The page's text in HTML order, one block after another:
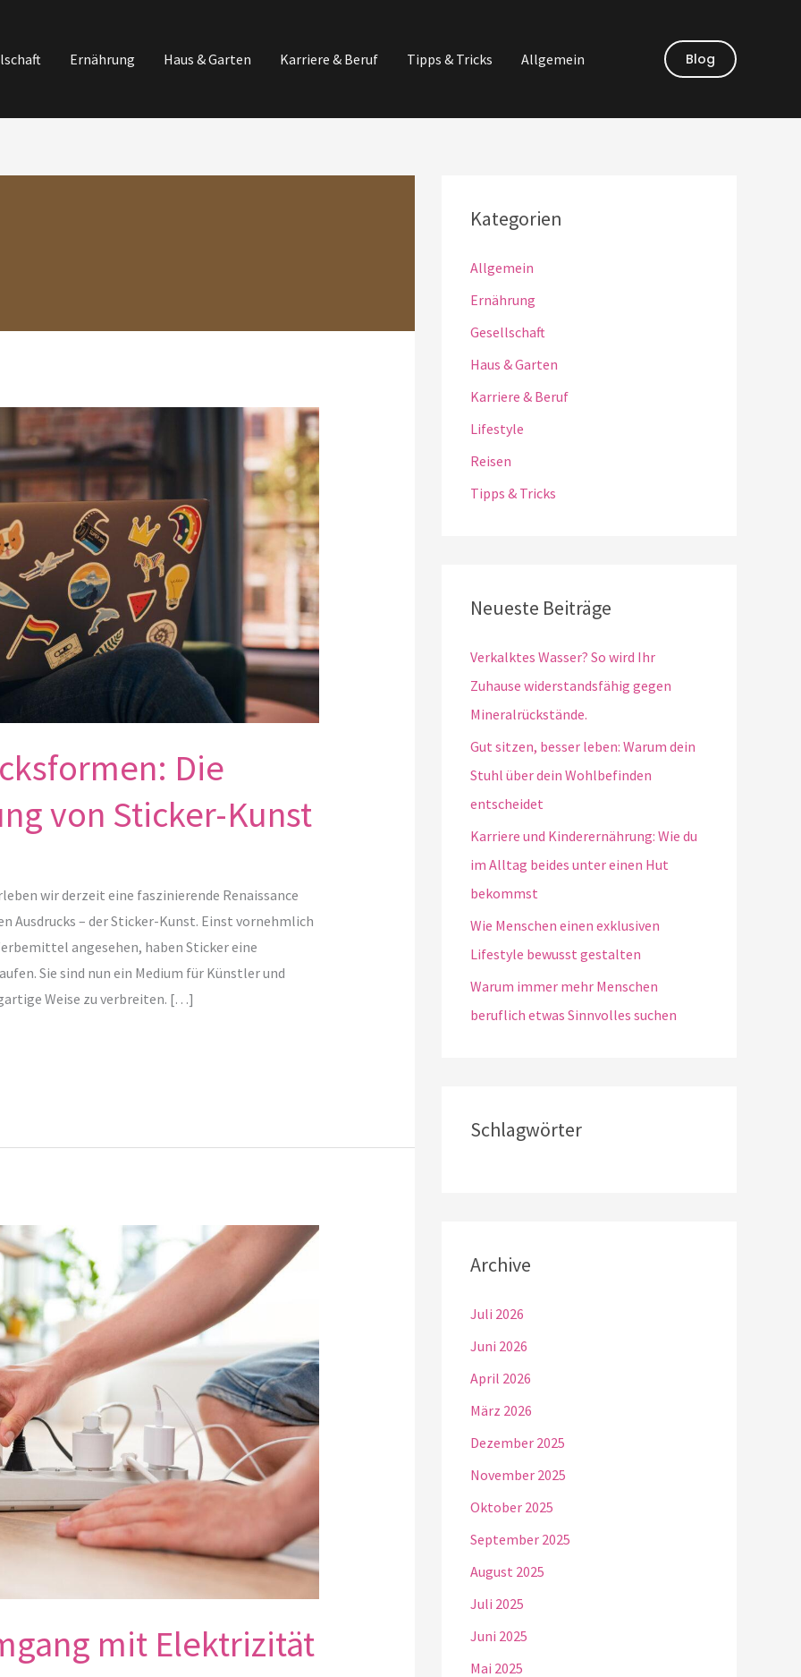
Ernährung Haus & Garten Karriere & Beruf Tipps & Tricks Allgemein Blog
Die
von Sticker-Kunst
wir derzeit eine faszinierende Renaissance
Ausdrucks – der Sticker-Kunst. Einst vornehmlich
angesehen, haben Sticker eine
Sie sind nun ein Medium für Künstler und
Weise zu verbreiten. […]
mit Elektrizität
Kategorien
Allgemein
Ernährung
Gesellschaft
Haus & Garten
Karriere & Beruf
Lifestyle
Reisen
Tipps & Tricks
Neueste Beiträge
Verkalktes Wasser? So wird Ihr
Zuhause widerstandsfähig gegen
Mineralrückstände.
Gut sitzen, besser leben: Warum dein
Stuhl über dein Wohlbefinden
entscheidet
Karriere und Kinderernährung: Wie du
im Alltag beides unter einen Hut
bekommst
Wie Menschen einen exklusiven
Lifestyle bewusst gestalten
Warum immer mehr Menschen
beruflich etwas Sinnvolles suchen
Schlagwörter
Archive
Juli 2026
Juni 2026
April 2026
März 2026
Dezember 2025
November 2025
Oktober 2025
September 2025
August 2025
Juli 2025
Juni 2025
Mai 2025